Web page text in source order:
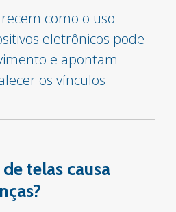
como o uso
eletrônicos pode
e apontam
os vínculos
telas causa